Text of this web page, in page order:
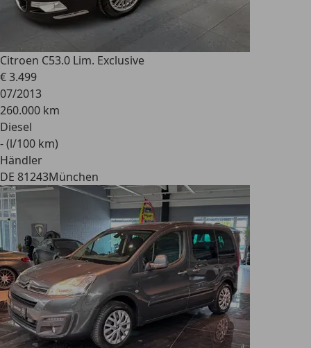
Citroen C53.0 Lim. Exclusive
€ 3.499
07/2013
260.000 km
Diesel
- (l/100 km)
Händler
DE 81243München